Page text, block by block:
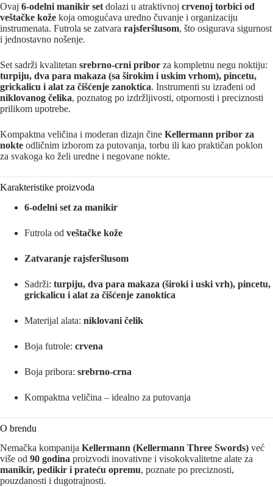
Ovaj 6-odelni manikir set dolazi u atraktivnoj crvenoj torbici od
veštačke kože koja omogućava uredno čuvanje i organizaciju
instrumenata. Futrola se zatvara rajsferšlusom, što osigurava sigurnost
i jednostavno nošenje.
Set sadrži kvalitetan srebrno-crni pribor za kompletnu negu noktiju:
turpiju, dva para makaza (sa širokim i uskim vrhom), pincetu,
grickalicu i alat za čišćenje zanoktica. Instrumenti su izrađeni od
niklovanog čelika, poznatog po izdržljivosti, otpornosti i preciznosti
prilikom upotrebe.
Kompaktna veličina i moderan dizajn čine Kellermann pribor za
nokte odličnim izborom za putovanja, torbu ili kao praktičan poklon
za svakoga ko želi uredne i negovane nokte.
Karakteristike proizvoda
6-odelni set za manikir
Futrola od veštačke kože
Zatvaranje rajsferšlusom
Sadrži: turpiju, dva para makaza (široki i uski vrh), pincetu,
grickalicu i alat za čišćenje zanoktica
Materijal alata: niklovani čelik
Boja futrole: crvena
Boja pribora: srebrno-crna
Kompaktna veličina – idealno za putovanja
O brendu
Nemačka kompanija Kellermann (Kellermann Three Swords) već
više od 90 godina proizvodi inovativne i visokokvalitetne alate za
manikir, pedikir i prateću opremu, poznate po preciznosti,
pouzdanosti i dugotrajnosti.